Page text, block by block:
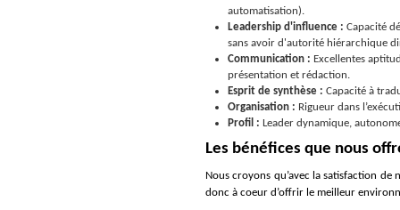
automatisation).
Leadership d'influence : Capacité
sans avoir d'autorité hiérarchique
Communication : Excellentes
présentation et rédaction.
Esprit de synthèse : Capacité à
Organisation : Rigueur dans
Profil : Leader dynamique,
Les bénéfices que nous
Nous croyons qu’avec la satisfaction
donc à coeur d’offrir le meilleur